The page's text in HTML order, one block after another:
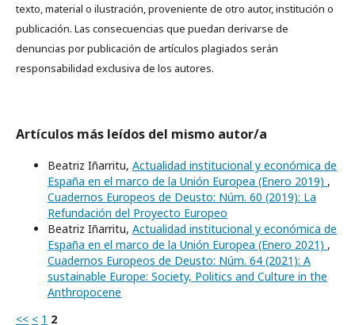
texto, material o ilustración, proveniente de otro autor, institución o
publicación. Las consecuencias que puedan derivarse de
denuncias por publicación de artículos plagiados serán
responsabilidad exclusiva de los autores.
Artículos más leídos del mismo autor/a
Beatriz Iñarritu, Actualidad institucional y económica de
España en el marco de la Unión Europea (Enero 2019) ,
Cuadernos Europeos de Deusto: Núm. 60 (2019): La
Refundación del Proyecto Europeo
Beatriz Iñarritu, Actualidad institucional y económica de
España en el marco de la Unión Europea (Enero 2021) ,
Cuadernos Europeos de Deusto: Núm. 64 (2021): A
sustainable Europe: Society, Politics and Culture in the
Anthropocene
<< < 1 2